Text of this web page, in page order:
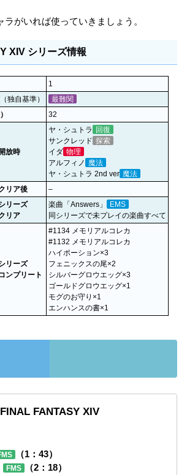
がいれば使っていきましょう。
XIV シリーズ情報
1
（独自基準）
最難関
32
開放時
ヤ・シュトラ
回復
サンクレッド 探索
イダ 物理
アルフィノ 魔法
ヤ・シュトラ 2nd ver 魔法
リア後
–
リーズ
リア
楽曲「Answers」
EMS
同シリーズで未プレイの楽曲すべて
リーズ
ンプリート
#1134 メモリアルコレカ
#1132 メモリアルコレカ
ハイポーション×3
フェニックスの尾×2
シルバーグロウエッグ×3
ゴールドグロウエッグ×1
モグのお守り×1
エンハンスの書×1
FINAL FANTASY XIV
（1：43）
FMS
（2：18）